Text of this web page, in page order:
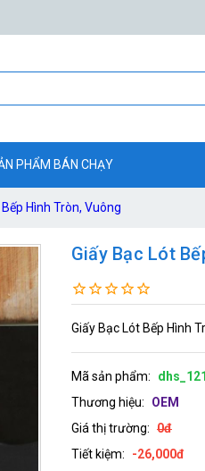
PHẨM BÁN CHẠY
Hình Tròn, Vuông
Giấy Bạc Lót
Giấy Bạc Lót Bếp Hình
Mã sản phẩm:
Thương hiệu:
OEM
Giá thị trường: 0đ
Tiết kiệm:
-26,000đ